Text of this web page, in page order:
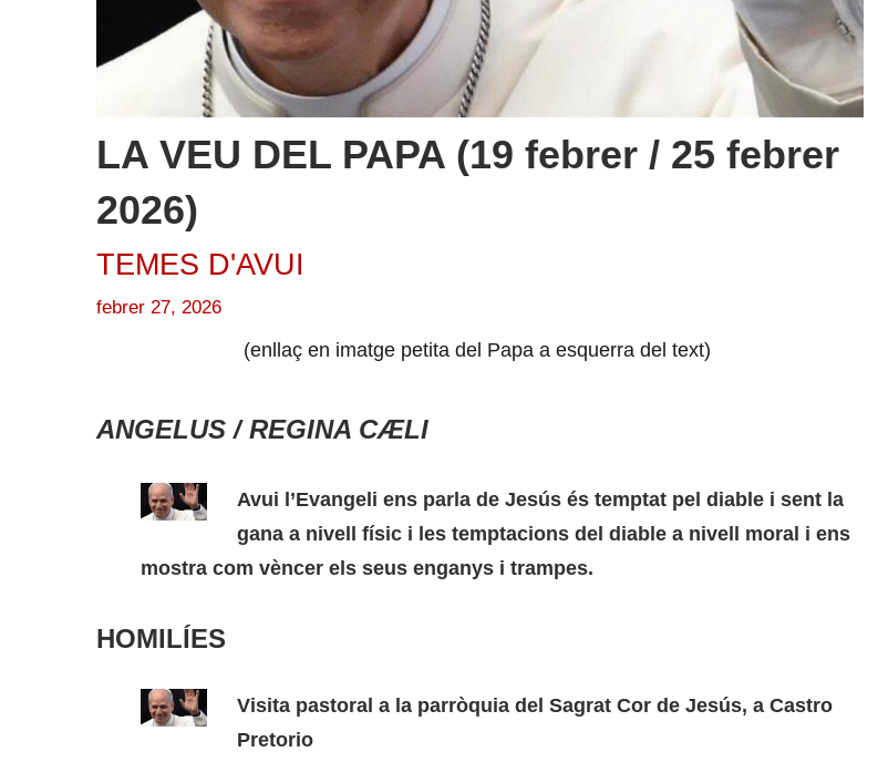
LA VEU DEL PAPA (19 febrer / 25 febrer
2026)
TEMES D'AVUI
febrer 27, 2026
(enllaç en imatge petita del Papa a esquerra del text)
ANGELUS / REGINA CÆLI
Avui l’Evangeli ens parla de Jesús és temptat pel diable i sent la
gana a nivell físic i les temptacions del diable a nivell moral i ens
mostra com vèncer els seus enganys i trampes.
HOMILÍES
Visita pastoral a la parròquia del Sagrat Cor de Jesús, a Castro
Pretorio